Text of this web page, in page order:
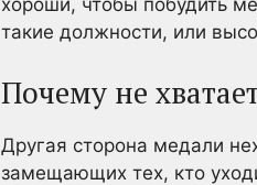
хороши, чтобы побудить
такие должности, или
Почему не
Другая сторона медали
замещающих тех, кто